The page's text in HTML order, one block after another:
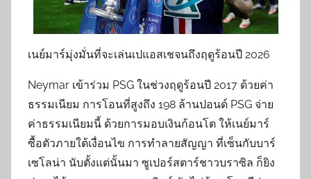
เนย์มาร์มุ่งมั่นที่จะเล่นเปแอสเชจนถึงฤดูร้อนปี 2026
Neymar เข้าร่วม PSG ในช่วงฤดูร้อนปี 2017 ด้วยค่า
ธรรมเนียม การโอนที่สูงถึง 198 ล้านปอนด์ PSG จ่าย
ค่าธรรมเนียมนี้ ด้วยการมอบเงินก้อนโต ให้เนย์มาร์
ซื้อตัวภายใต้เงื่อนไข การทำลายสัญญา ที่เซ็นกับบาร์
เซโลน่า นับตั้งแต่นั้นมา ซูเปอร์สตาร์ชาวบราซิล ก็ยิง